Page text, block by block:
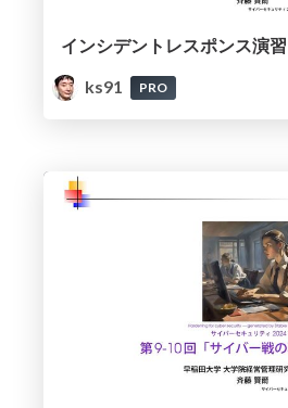
ks91
PRO